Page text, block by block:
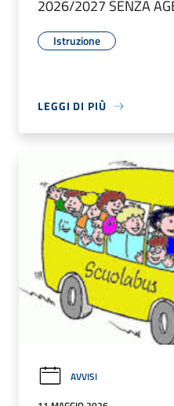
2026/2027 SENZA
Istruzione
LEGGI DI PIÙ
AVVISI